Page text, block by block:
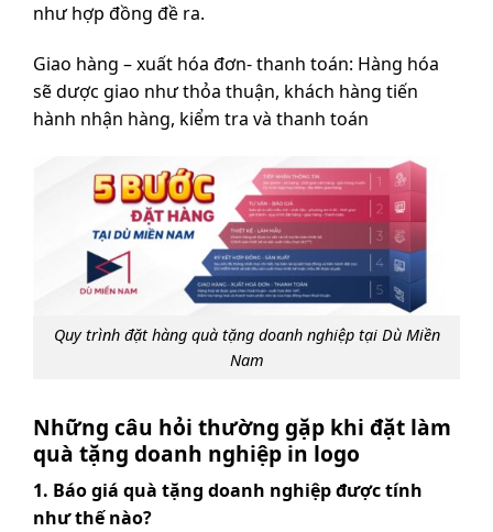
như hợp đồng đề ra.
Giao hàng – xuất hóa đơn- thanh toán: Hàng hóa
sẽ dược giao như thỏa thuận, khách hàng tiến
hành nhận hàng, kiểm tra và thanh toán
Quy trình đặt hàng quà tặng doanh nghiệp tại Dù Miền
Nam
Những câu hỏi thường gặp khi đặt làm
quà tặng doanh nghiệp in logo
1. Báo giá quà tặng doanh nghiệp được tính
như thế nào?